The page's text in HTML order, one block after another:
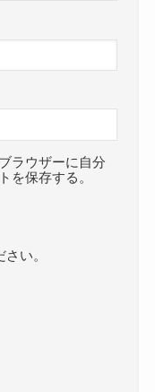
ラウザーに自分
を保存する。
い。